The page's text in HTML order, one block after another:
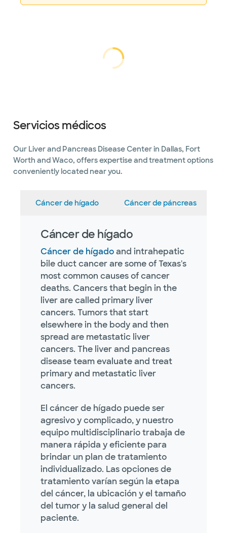
cargando...
cargando
Servicios médicos
Our Liver and Pancreas Disease Center in Dallas, Fort
Worth and Waco, offers expertise and treatment options
conveniently located near you.
Cáncer de hígado Cáncer de páncreas
Cáncer de hígado
Cáncer de hígadoand intrahepatic
bile duct cancer are some of Texas's
most common causes of cancer
deaths. Cancers that begin in the
liver are called primary liver
cancers. Tumors that start
elsewhere in the body and then
spread are metastatic liver
cancers. The liver and pancreas
disease team evaluate and treat
primary and metastatic liver
cancers.
El cáncer de hígado puede ser
agresivo y complicado, y nuestro
equipo multidisciplinario trabaja de
manera rápida y eficiente para
brindar un plan de tratamiento
individualizado. Las opciones de
tratamiento varían según la etapa
del cáncer, la ubicación y el tamaño
del tumor y la salud general del
paciente.